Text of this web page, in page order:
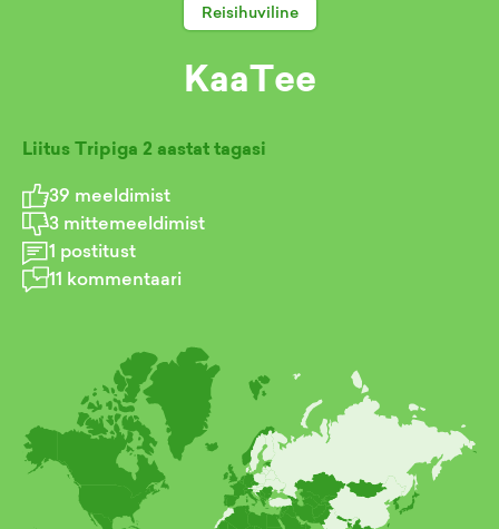
Reisihuviline
KaaTee
Liitus Tripiga 2 aastat tagasi
39 meeldimist
3 mittemeeldimist
1 postitust
11 kommentaari